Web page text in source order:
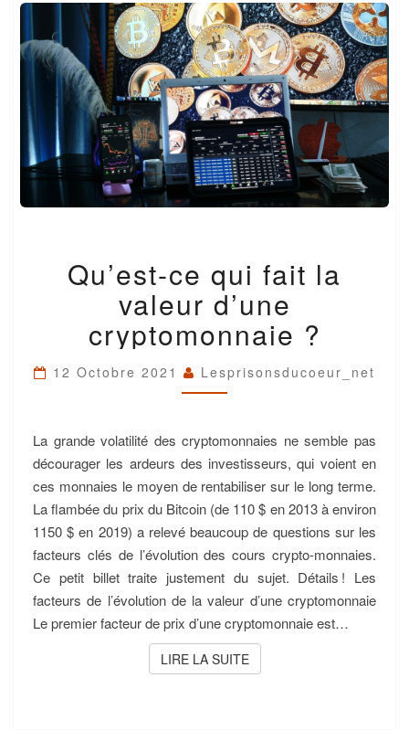
CE
QUI
FAIT
VALEUR
CRYPTOMONNAIE
?
Qu’est-ce qui fait la
valeur d’une
cryptomonnaie ?
12 Octobre 2021 Lesprisonsducoeur_net
La grande volatilité des cryptomonnaies ne semble pas
décourager les ardeurs des investisseurs, qui voient en
ces monnaies le moyen de rentabiliser sur le long terme.
La flambée du prix du Bitcoin (de 110 $ en 2013 à environ
1150 $ en 2019) a relevé beaucoup de questions sur les
facteurs clés de l’évolution des cours crypto-monnaies.
Ce petit billet traite justement du sujet. Détails ! Les
facteurs de l’évolution de la valeur d’une cryptomonnaie
Le premier facteur de prix d’une cryptomonnaie est…
LIRE LA SUITELIRE LA SUITE